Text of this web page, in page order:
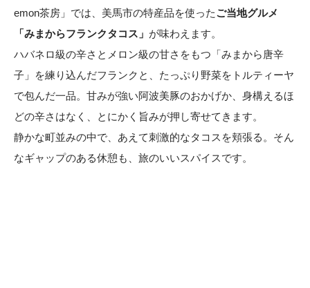
emon茶房」では、美馬市の特産品を使ったご当地グルメ
「みまからフランクタコス」 が味わえます。
ハバネロ級の辛さとメロン級の甘さをもつ「みまから唐辛
子」を練り込んだフランクと、たっぷり野菜をトルティーヤ
で包んだ一品。甘みが強い阿波美豚のおかげか、身構えるほ
どの辛さはなく、とにかく旨みが押し寄せてきます。
静かな町並みの中で、あえて刺激的なタコスを頬張る。そん
なギャップのある休憩も、旅のいいスパイスです。